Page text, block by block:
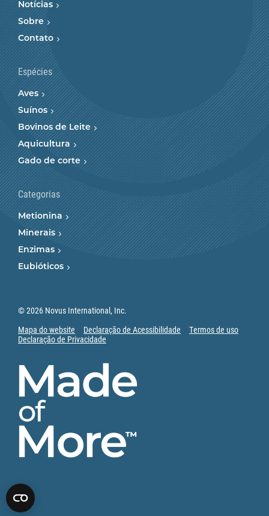
Notícias
Sobre
Contato
Espécies
Aves
Suínos
Bovinos de Leite
Aquicultura
Gado de corte
Categorias
Metionina
Minerais
Enzimas
Eubióticos
© 2026 Novus International, Inc.
Mapa do website
Declaração de Acessibilidade
Termos de uso
Declaração de Privacidade